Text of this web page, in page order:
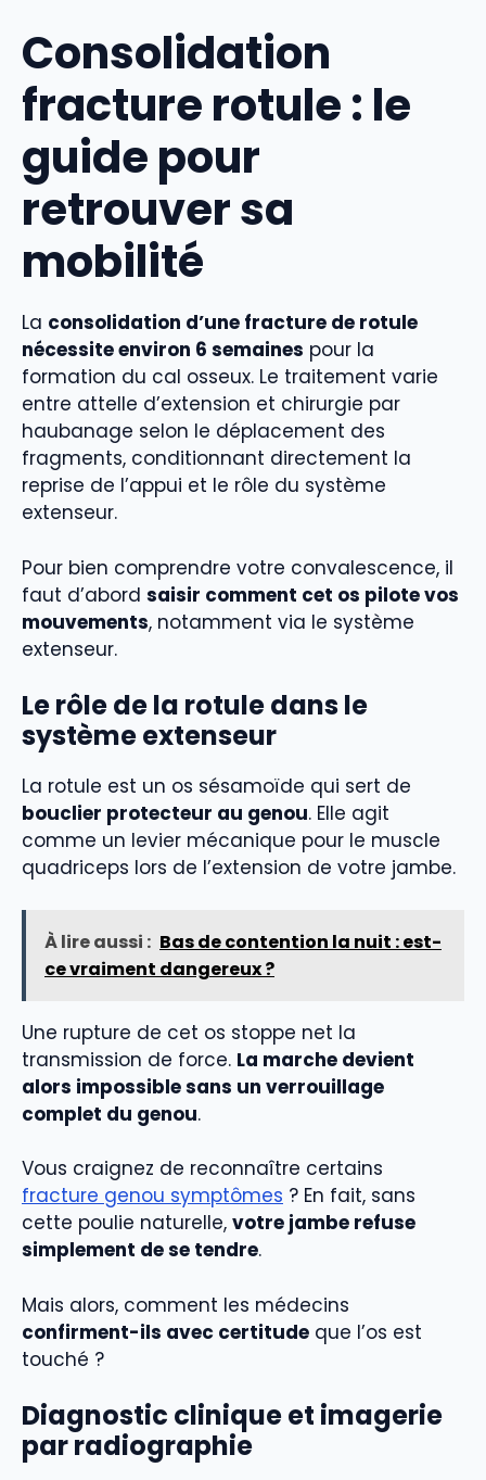
Consolidation
fracture rotule : le
guide pour
retrouver sa
mobilité
La consolidation d’une fracture de rotule
nécessite environ 6 semaines pour la
formation du cal osseux. Le traitement varie
entre attelle d’extension et chirurgie par
haubanage selon le déplacement des
fragments, conditionnant directement la
reprise de l’appui et le rôle du système
extenseur.
Pour bien comprendre votre convalescence, il
faut d’abord saisir comment cet os pilote vos
mouvements, notamment via le système
extenseur.
Le rôle de la rotule dans le
système extenseur
La rotule est un os sésamoïde qui sert de
bouclier protecteur au genou. Elle agit
comme un levier mécanique pour le muscle
quadriceps lors de l’extension de votre jambe.
À lire aussi : Bas de contention la nuit : est-
ce vraiment dangereux ?
Une rupture de cet os stoppe net la
transmission de force. La marche devient
alors impossible sans un verrouillage
complet du genou.
Vous craignez de reconnaître certains
fracture genou symptômes ? En fait, sans
cette poulie naturelle, votre jambe refuse
simplement de se tendre.
Mais alors, comment les médecins
confirment-ils avec certitude que l’os est
touché ?
Diagnostic clinique et imagerie
par radiographie